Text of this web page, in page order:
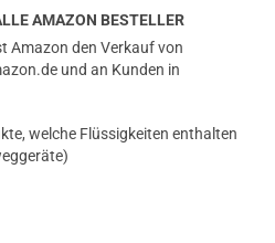
AMAZON BESTELLER
Amazon den Verkauf von
und an Kunden in
welche Flüssigkeiten enthalten